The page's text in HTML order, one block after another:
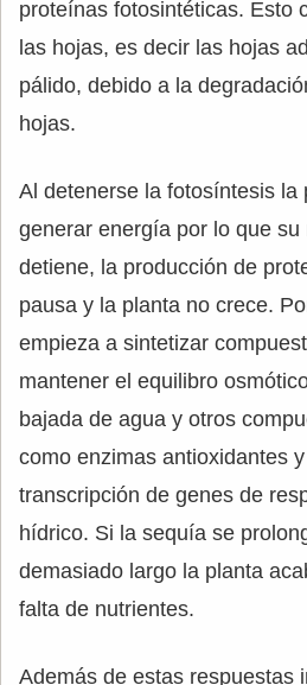
proteínas fotosintéticas. Esto
las hojas, es decir las hojas
pálido, debido a la
hojas.
Al detenerse la fotosíntesis la
generar energía por lo que su
detiene, la producción de
pausa y la planta no crece.
empieza a sintetizar
mantener el equilibro
bajada de agua y otros
como enzimas antioxidantes
transcripción de genes de
hídrico. Si la sequía se
demasiado largo la planta
falta de nutrientes.
Además de estas respuestas